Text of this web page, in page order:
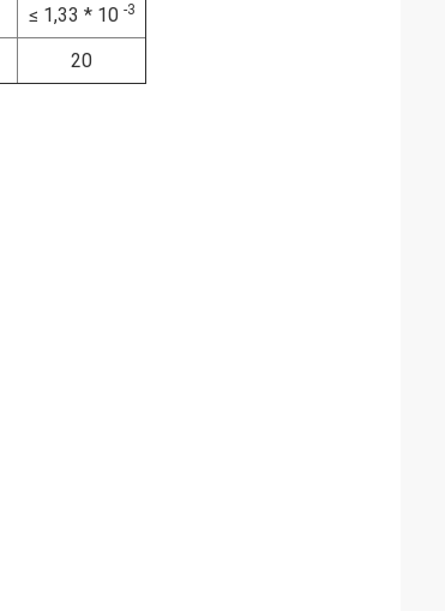
≤ 1,33 * 10 -3
20